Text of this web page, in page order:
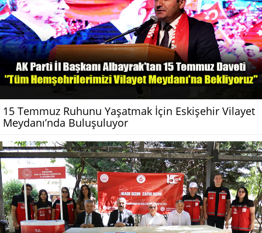
15 Temmuz Ruhunu Yaşatmak İçin Eskişehir Vilayet
Meydanı’nda Buluşuluyor